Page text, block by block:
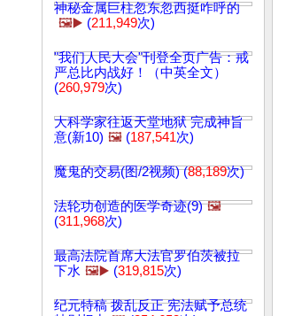
神秘金属巨柱忽东忽西挺咋呼的
🖼️▶️ (211,949次)
"我们人民大会"刊登全页广告：戒
严总比内战好！（中英全文）
(260,979次)
大科学家往返天堂地狱 完成神旨
意(新10) 🖼️ (187,541次)
魔鬼的交易(图/2视频) (88,189次)
法轮功创造的医学奇迹(9) 🖼️
(311,968次)
最高法院首席大法官罗伯茨被拉
下水 🖼️▶️ (319,815次)
纪元特稿 拨乱反正 宪法赋予总统